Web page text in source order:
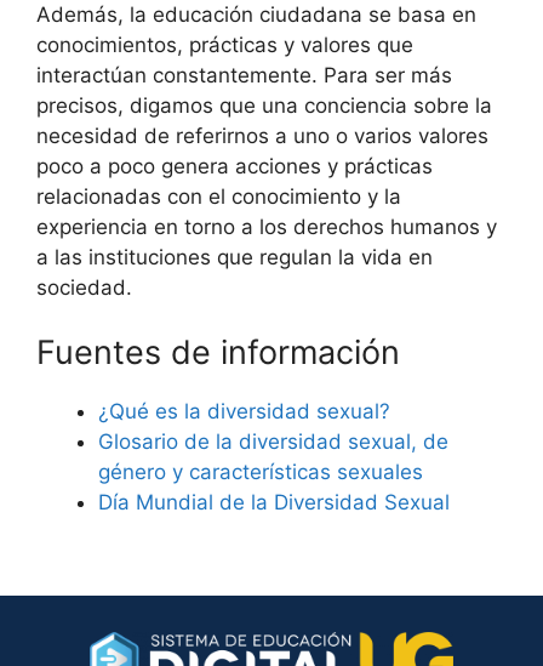
Además, la educación ciudadana se basa en
conocimientos, prácticas y valores que
interactúan constantemente. Para ser más
precisos, digamos que una conciencia sobre la
necesidad de referirnos a uno o varios valores
poco a poco genera acciones y prácticas
relacionadas con el conocimiento y la
experiencia en torno a los derechos humanos y
a las instituciones que regulan la vida en
sociedad.
Fuentes de información
¿Qué es la diversidad sexual?
Glosario de la diversidad sexual, de
género y características sexuales
Día Mundial de la Diversidad Sexual